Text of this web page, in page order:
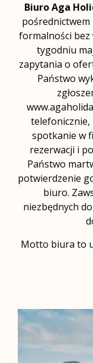
Biuro Aga
pośrednictwem
formalności bez
tygodniu
zapytania o
Państwo
telefonicznie,
spotkanie w
rezerwacji i
Państwo
potwierdzenie
biuro.
niezbędnych
Motto biura to